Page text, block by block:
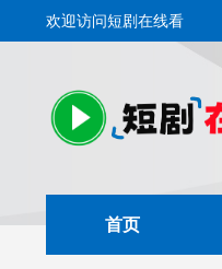
欢迎访问短剧在线看
首页